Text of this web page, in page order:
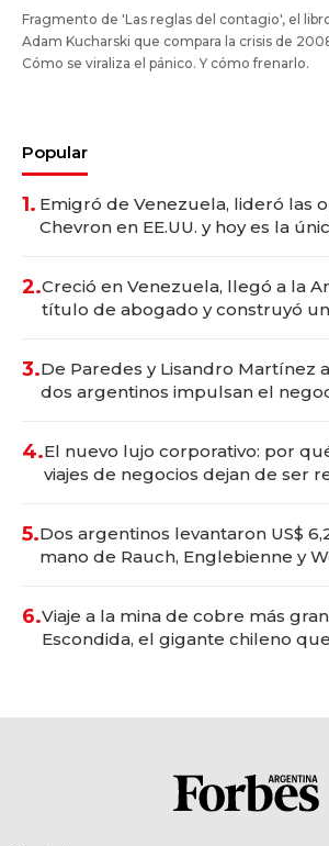
Fragmento de 'Las reglas del contagio', el
Adam Kucharski que compara la crisis de
Cómo se viraliza el pánico. Y cómo frenarlo.
Popular
1. Emigró de Venezuela, lideró las
Chevron en EE.UU. y hoy es la
2.Creció en Venezuela, llegó a la
título de abogado y construyó
3.De Paredes y Lisandro Martínez
dos argentinos impulsan el
4.El nuevo lujo corporativo: por
viajes de negocios dejan de ser
5.Dos argentinos levantaron US$
mano de Rauch, Englebienne y
6.Viaje a la mina de cobre más
Escondida, el gigante chileno